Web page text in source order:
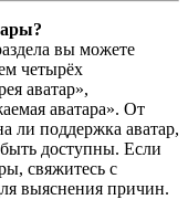
вы можете
четырёх
аватар»,
аватара». От
ли поддержка аватар,
доступны. Если
свяжитесь с
выяснения причин.